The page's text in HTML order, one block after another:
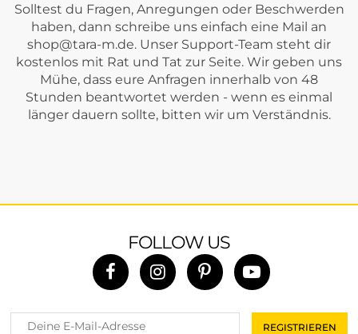
Solltest du Fragen, Anregungen oder Beschwerden
haben, dann schreibe uns einfach eine Mail an
shop@tara-m.de. Unser Support-Team steht dir
kostenlos mit Rat und Tat zur Seite. Wir geben uns
Mühe, dass eure Anfragen innerhalb von 48
Stunden beantwortet werden - wenn es einmal
länger dauern sollte, bitten wir um Verständnis.
FOLLOW US